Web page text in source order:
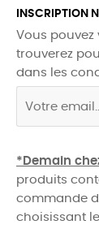
INSCRIPTION
Vous
trouverez
dans les
*Demain
produits
commande
choisissant